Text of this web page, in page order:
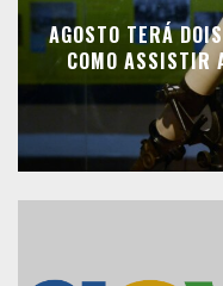
AGOSTO TERÁ
COMO ASSISTIR